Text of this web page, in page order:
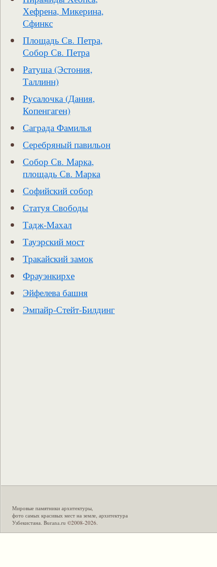
Хефрена, Микерина,
Сфинкс
Площадь Св. Петра,
Собор Св. Петра
Ратуша (Эстония,
Таллинн)
Русалочка (Дания,
Копенгаген)
Саграда Фамилья
Серебряный павильон
Собор Св. Марка,
площадь Св. Марка
Софийский собор
Статуя Свободы
Тадж-Махал
Тауэрский мост
Тракайский замок
Фрауэнкирхе
Эйфелева башня
Эмпайр-Стейт-Билдинг
Мировые памятники архитектуры,
фото самых красивых мест на земле, архитектура
Узбекистана. Burana.ru ©2008-2026.